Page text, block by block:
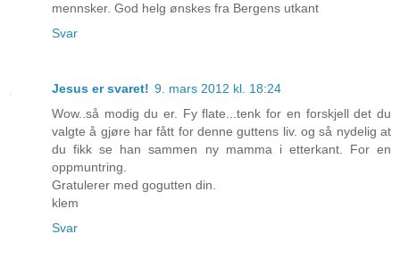
mennsker. God helg ønskes fra Bergens utkant
Svar
Jesus er svaret! 9. mars 2012 kl. 18:24
Wow..så modig du er. Fy flate...tenk for en forskjell det du
valgte å gjøre har fått for denne guttens liv. og så nydelig at
du fikk se han sammen ny mamma i etterkant. For en
oppmuntring.
Gratulerer med gogutten din.
klem
Svar